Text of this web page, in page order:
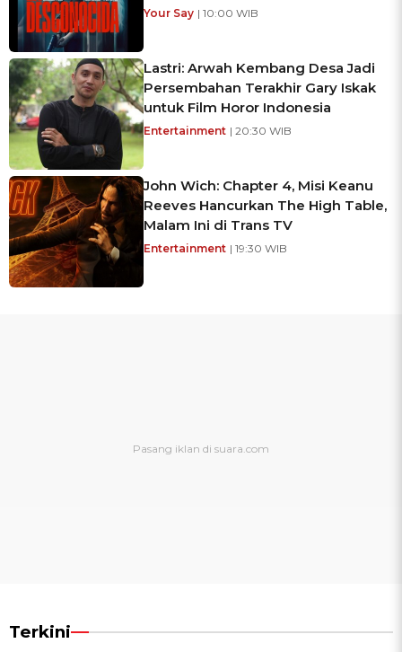
Your Say | 10:00 WIB
Lastri: Arwah Kembang Desa Jadi
Persembahan Terakhir Gary Iskak
untuk Film Horor Indonesia
Entertainment | 20:30 WIB
John Wich: Chapter 4, Misi Keanu
Reeves Hancurkan The High Table,
Malam Ini di Trans TV
Entertainment | 19:30 WIB
Terkini